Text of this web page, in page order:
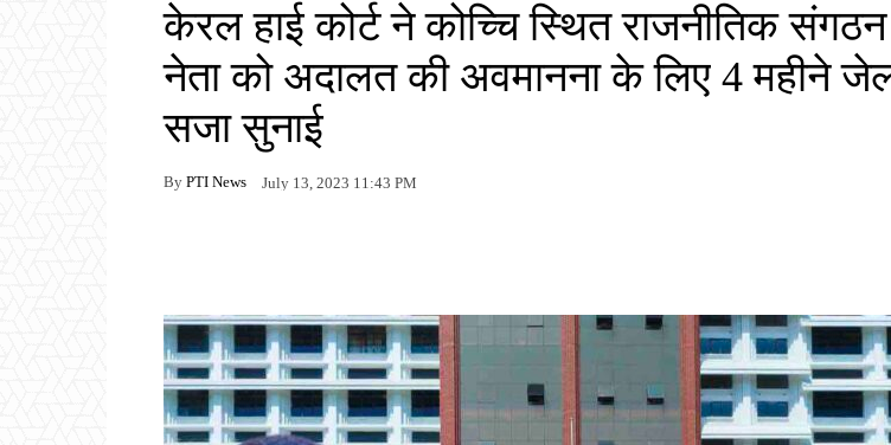
केरल हाई कोर्ट ने कोच्चि स्थित राजनीतिक
नेता को अदालत की अवमानना के लिए 4 महीने
सजा सुनाई
By PTI News July 13, 2023 11:43 PM